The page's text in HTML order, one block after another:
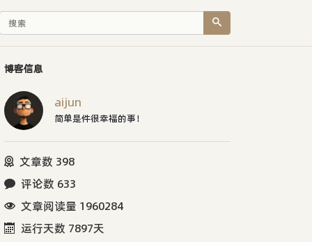
博客信息
aijun
简单是件很幸福的事！
文章数 398
评论数 633
文章阅读量 1960284
运行天数 7897天